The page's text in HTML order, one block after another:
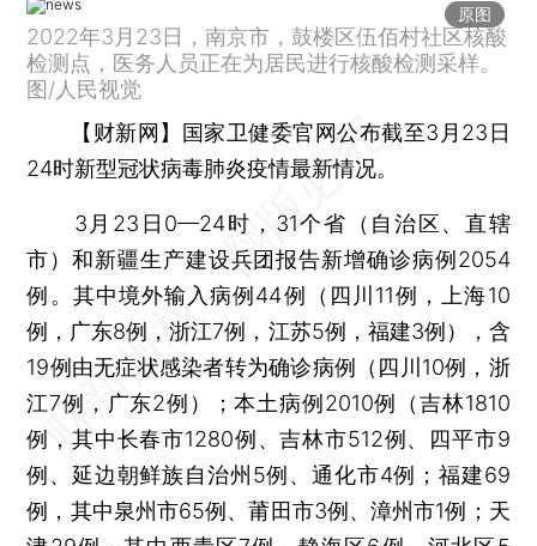
原图
2022年3月23日，南京市，鼓楼区伍佰村社区核酸
检测点，医务人员正在为居民进行核酸检测采样。
图/人民视觉
【财新网】
国家卫健委官网公布截至3月23日
24时新型冠状病毒肺炎疫情最新情况。
3月23日0—24时，31个省（自治区、直辖
市）和新疆生产建设兵团报告新增确诊病例2054
例。其中境外输入病例44例（四川11例，上海10
例，广东8例，浙江7例，江苏5例，福建3例），含
19例由无症状感染者转为确诊病例（四川10例，浙
江7例，广东2例）；本土病例2010例（吉林1810
例，其中长春市1280例、吉林市512例、四平市9
例、延边朝鲜族自治州5例、通化市4例；福建69
例，其中泉州市65例、莆田市3例、漳州市1例；天